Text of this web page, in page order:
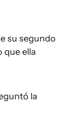
su segundo
que ella
la